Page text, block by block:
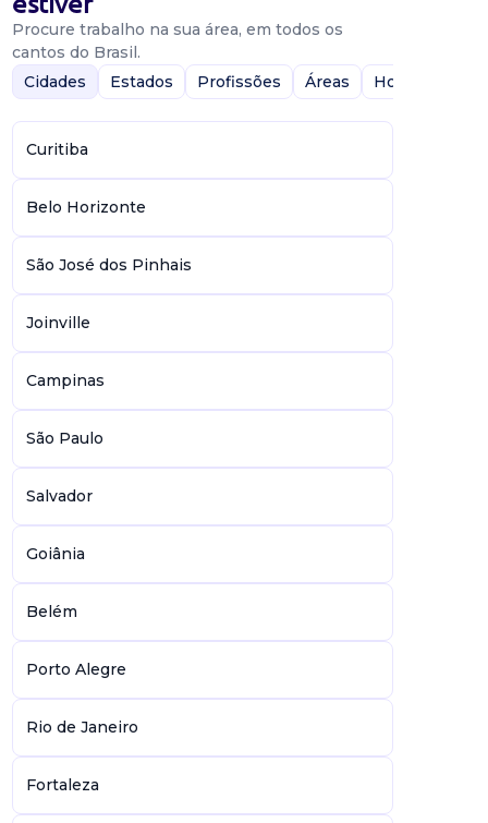
Procure trabalho na sua área, em todos os
cantos do Brasil.
Cidades
Estados Profissões Áreas Home-Office
Curitiba
Belo Horizonte
São José dos Pinhais
Joinville
Campinas
São Paulo
Salvador
Goiânia
Belém
Porto Alegre
Rio de Janeiro
Fortaleza